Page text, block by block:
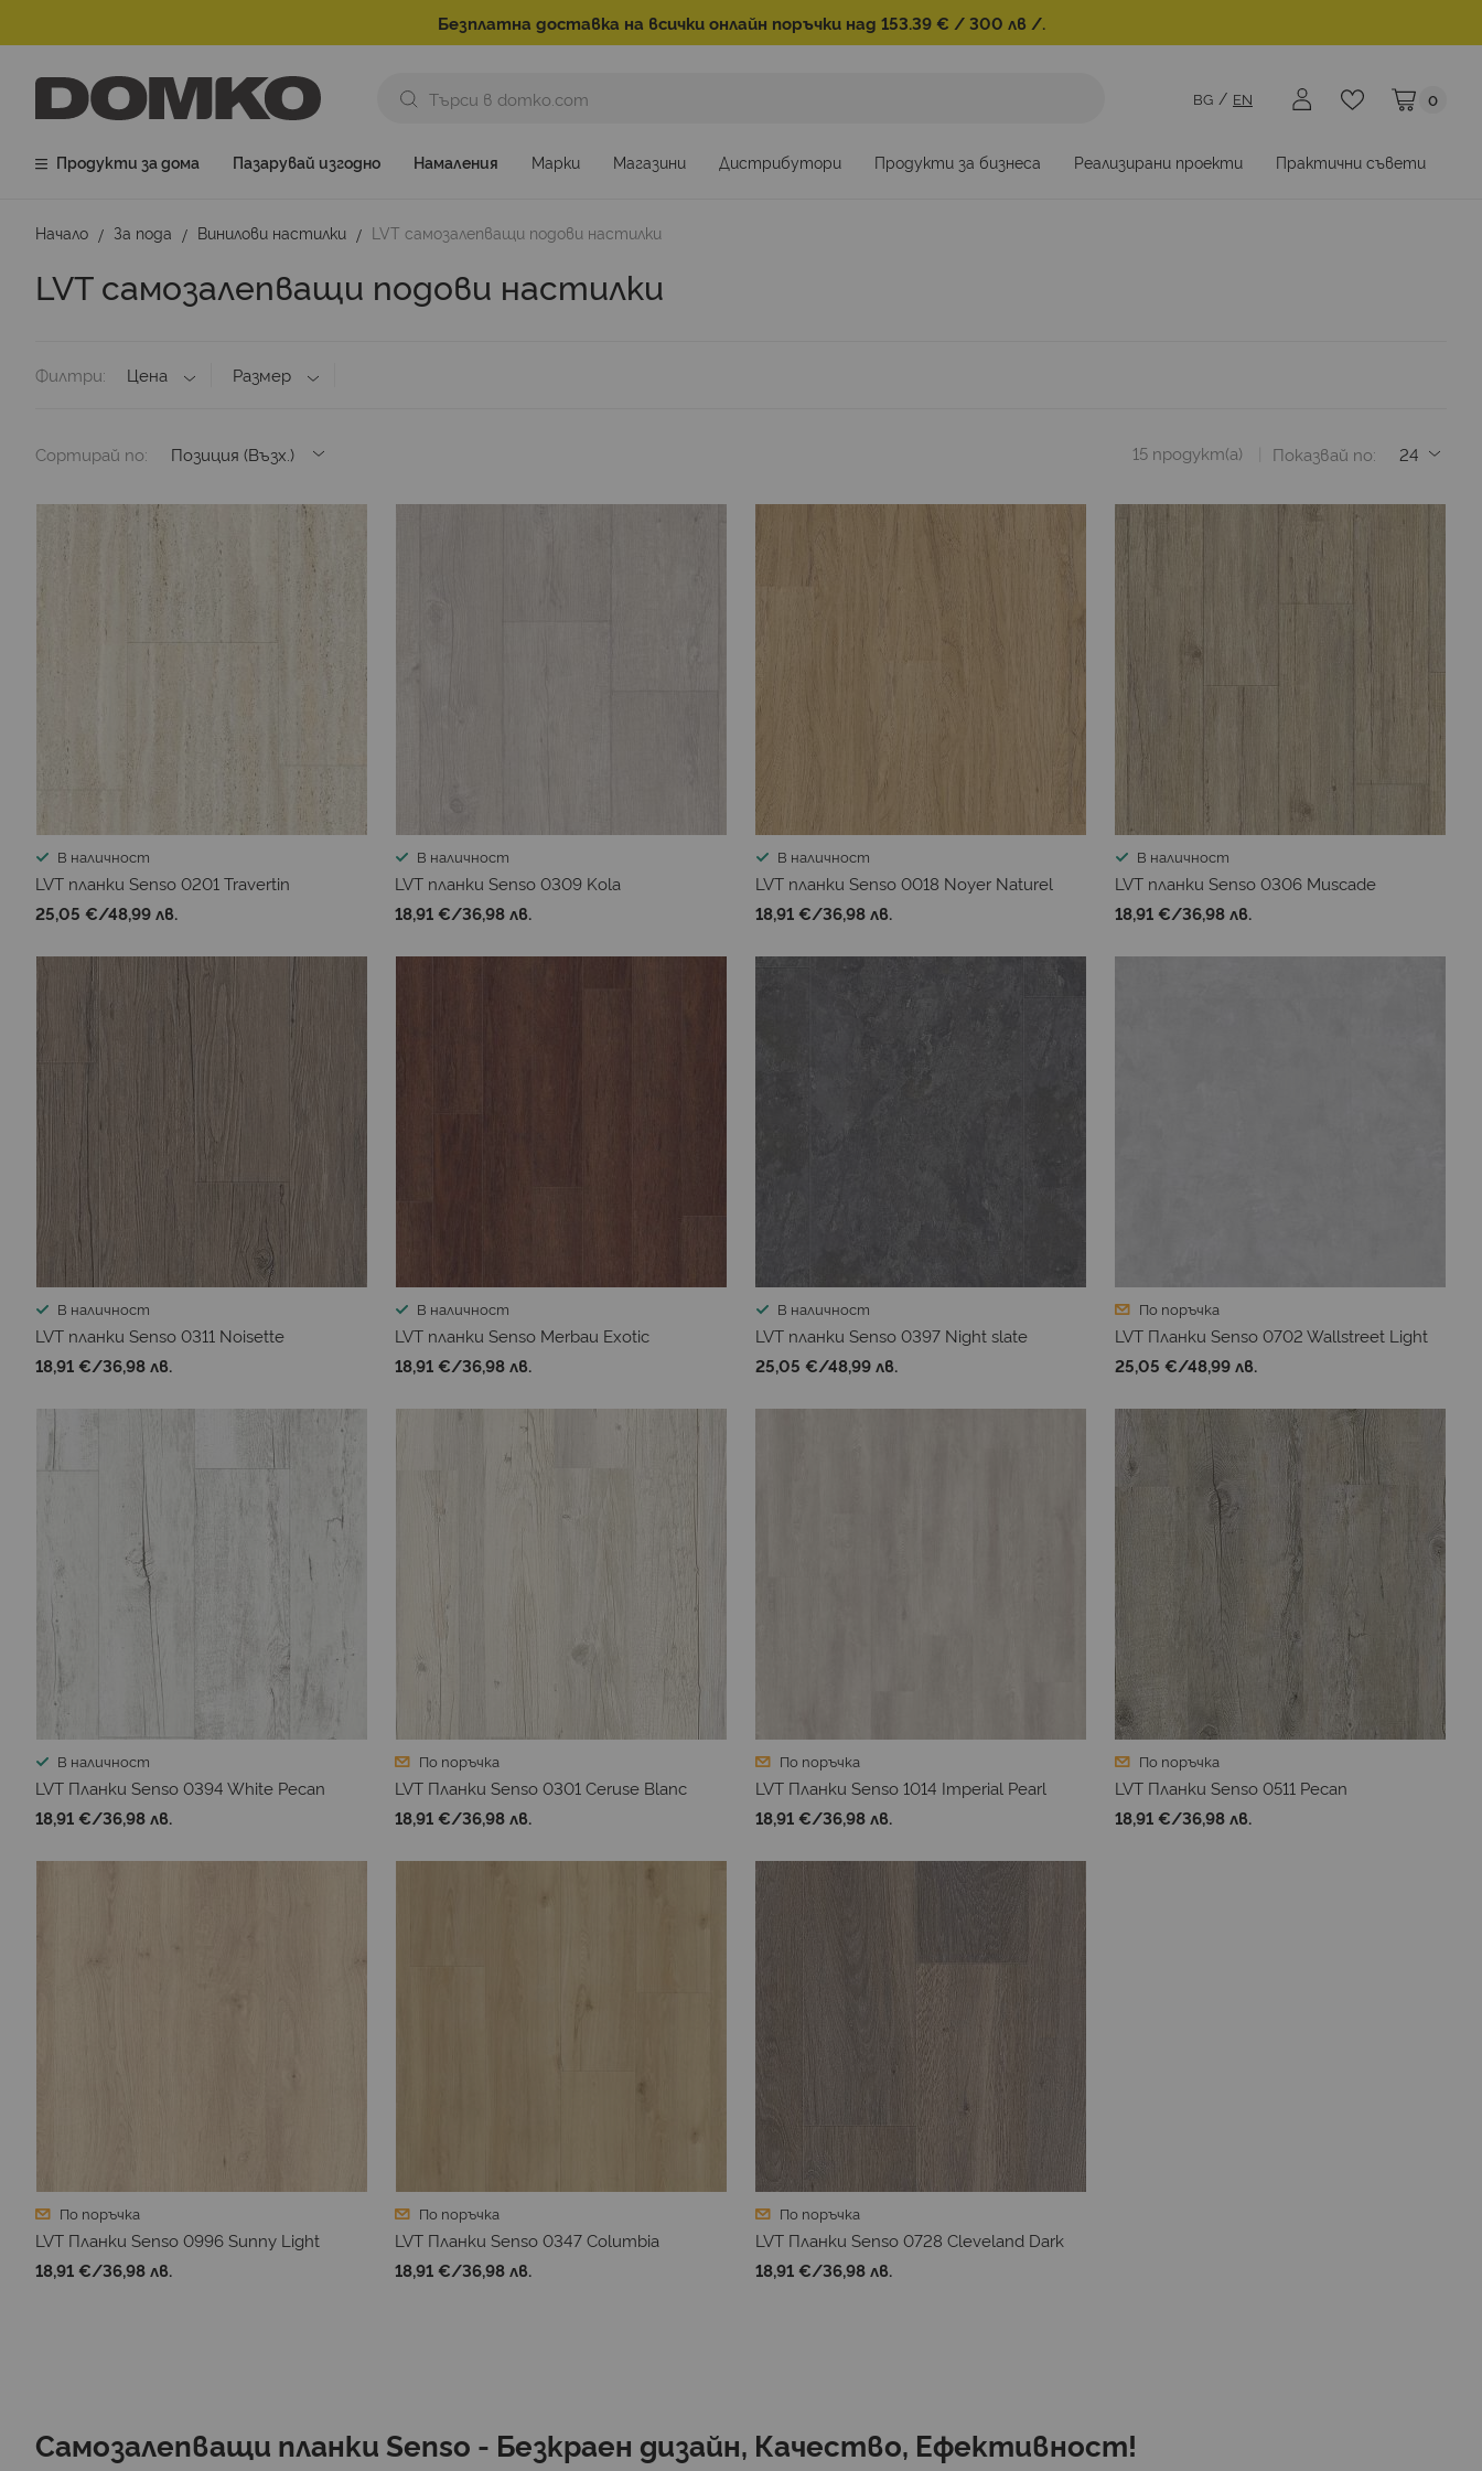
Безплатна доставка на всички онлайн поръчки над 153.39 € / 300 лв /.
Моята
0
BG EN
Продукти за дома Пазарувай изгодно Намаления Марки Магазини Дистрибутори Продукти за бизнеса Реализирани проекти Практични съвети
Начало За пода Винилови настилки LVT самозалепващи подови настилки
LVT самозалепващи подови настилки
Филтри Цена Размер
Сортирай по Показвай по
15 продукт(а)
В наличност
LVT планки Senso 0201 Travertin
25,05 €/48,99 лв.
В наличност
LVT планки Senso 0309 Kola
18,91 €/36,98 лв.
В наличност
LVT планки Senso 0018 Noyer Naturel
18,91 €/36,98 лв.
В наличност
LVT планки Senso 0306 Muscade
18,91 €/36,98 лв.
В наличност
LVT планки Senso 0311 Noisette
18,91 €/36,98 лв.
В наличност
LVT планки Senso Merbau Exotic
18,91 €/36,98 лв.
В наличност
LVT планки Senso 0397 Night slate
25,05 €/48,99 лв.
По поръчка
LVT Планки Senso 0702 Wallstreet Light
25,05 €/48,99 лв.
В наличност
LVT Планки Senso 0394 White Pecan
18,91 €/36,98 лв.
По поръчка
LVT Планки Senso 0301 Ceruse Blanc
18,91 €/36,98 лв.
По поръчка
LVT Планки Senso 1014 Imperial Pearl
18,91 €/36,98 лв.
По поръчка
LVT Планки Senso 0511 Pecan
18,91 €/36,98 лв.
По поръчка
LVT Планки Senso 0996 Sunny Light
18,91 €/36,98 лв.
По поръчка
LVT Планки Senso 0347 Columbia
18,91 €/36,98 лв.
По поръчка
LVT Планки Senso 0728 Cleveland Dark
18,91 €/36,98 лв.
Самозалепващи планки Senso - Безкраен дизайн, Качество, Ефективност!